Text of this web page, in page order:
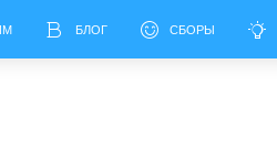
БЛОГ СБОРЫ